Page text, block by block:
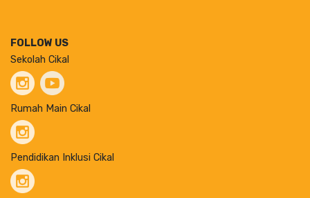
FOLLOW US
Sekolah Cikal
Rumah Main Cikal
Pendidikan Inklusi Cikal